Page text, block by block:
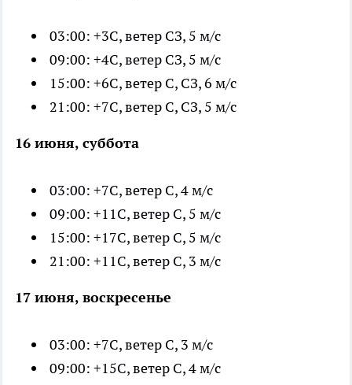
03:00: +3С, ветер СЗ, 5 м/с
09:00: +4С, ветер СЗ, 5 м/с
15:00: +6С, ветер С, СЗ, 6 м/с
21:00: +7С, ветер С, СЗ, 5 м/с
16 июня, суббота
03:00: +7С, ветер С, 4 м/с
09:00: +11С, ветер С, 5 м/с
15:00: +17С, ветер С, 5 м/с
21:00: +11С, ветер С, 3 м/с
17 июня, воскресенье
03:00: +7С, ветер С, 3 м/с
09:00: +15С, ветер С, 4 м/с